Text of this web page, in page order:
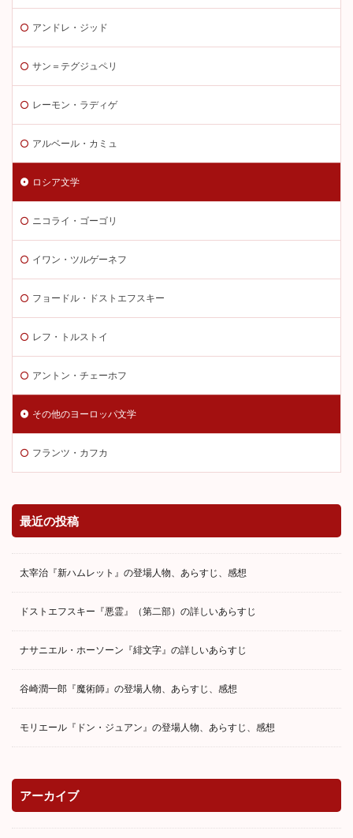
アンドレ・ジッド
サン＝テグジュペリ
レーモン・ラディゲ
アルベール・カミュ
ロシア文学
ニコライ・ゴーゴリ
イワン・ツルゲーネフ
フョードル・ドストエフスキー
レフ・トルストイ
アントン・チェーホフ
その他のヨーロッパ文学
フランツ・カフカ
最近の投稿
太宰治『新ハムレット』の登場人物、あらすじ、感想
ドストエフスキー『悪霊』（第二部）の詳しいあらすじ
ナサニエル・ホーソーン『緋文字』の詳しいあらすじ
谷崎潤一郎『魔術師』の登場人物、あらすじ、感想
モリエール『ドン・ジュアン』の登場人物、あらすじ、感想
アーカイブ